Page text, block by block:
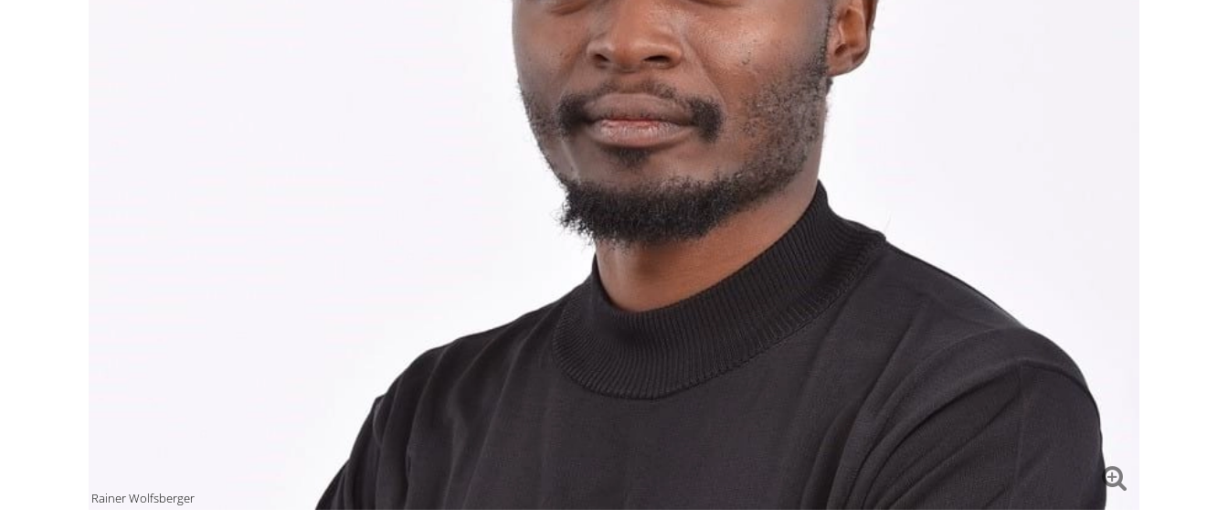
Rainer Wolfsberger